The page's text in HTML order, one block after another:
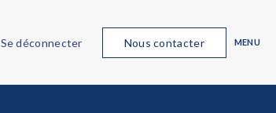
Se déconnecter Nous contacter MENU